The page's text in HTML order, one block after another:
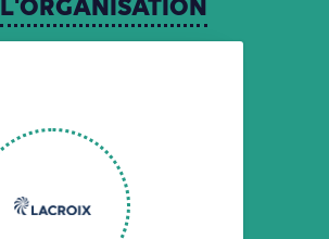
L'ORGANISATION